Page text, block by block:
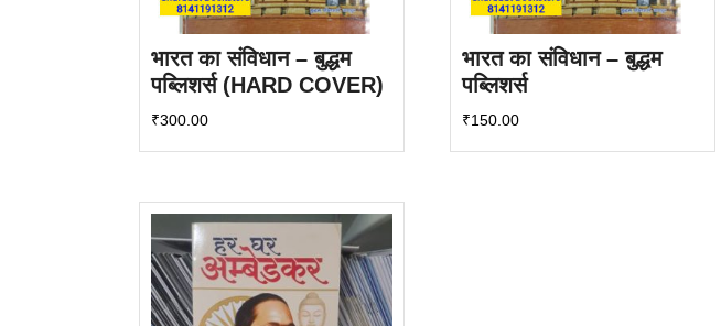
भारत का संविधान – बुद्धम
पब्लिशर्स (HARD COVER)
₹300.00
भारत का संविधान – बुद्धम
पब्लिशर्स
₹150.00